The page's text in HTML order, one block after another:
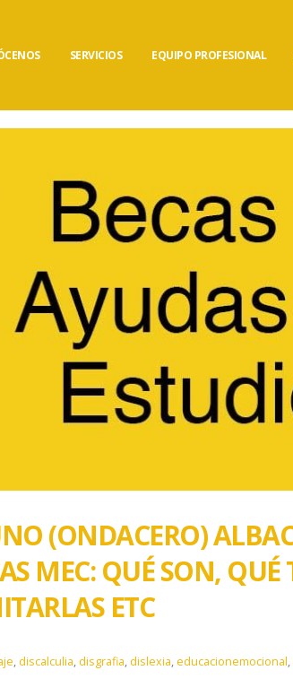
SERVICIOS EQUIPO PROFESIONAL
(ONDACERO)
MEC: QUÉ SON,
ETC
, discalculia, disgrafia, dislexia,educacionemocional,